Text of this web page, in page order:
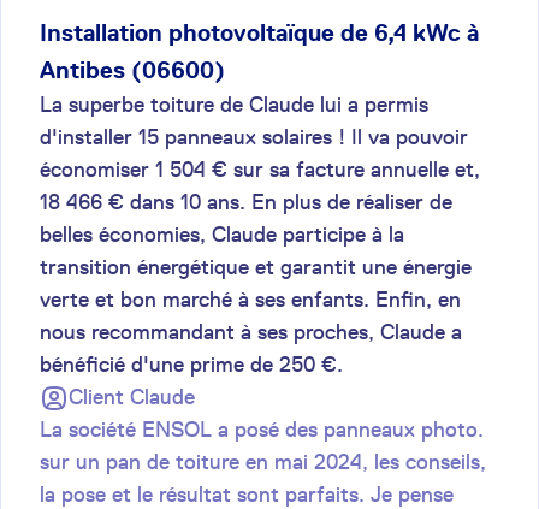
Installation photovoltaïque de 6,4 kWc à
Antibes (06600)
La superbe toiture de Claude lui a permis
d'installer 15 panneaux solaires ! Il va pouvoir
économiser 1 504 € sur sa facture annuelle et,
18 466 € dans 10 ans. En plus de réaliser de
belles économies, Claude participe à la
transition énergétique et garantit une énergie
verte et bon marché à ses enfants. Enfin, en
nous recommandant à ses proches, Claude a
bénéficié d'une prime de 250 €.
Client Claude
La société ENSOL a posé des panneaux photo.
sur un pan de toiture en mai 2024, les conseils,
la pose et le résultat sont parfaits. Je pense